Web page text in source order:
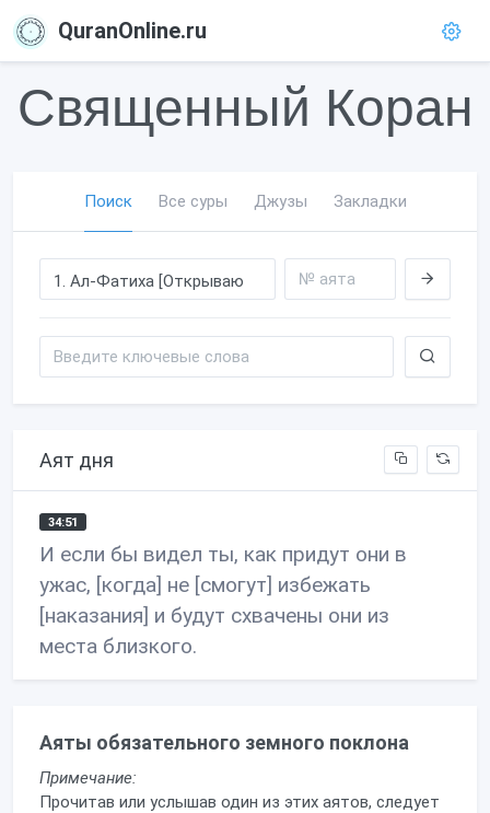
QuranOnline.ru
Священный Коран
Поиск Все суры Джузы Закладки
Аят дня
34:51
И если бы видел ты, как придут они в
ужас, [когда] не [смогут] избежать
[наказания] и будут схвачены они из
места близкого.
Аяты обязательного земного поклона
Примечание:
Прочитав или услышав один из этих аятов, следует